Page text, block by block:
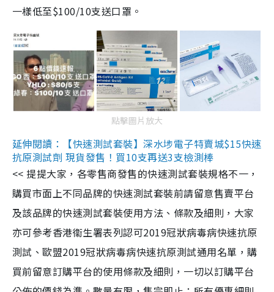
一樣低至$100/10支送口罩。
點擊圖片放大
延伸閱讀：【快速測試套裝】深水埗電子特賣城$15快速
抗原測試劑 現貨發售！買10支再送3支檢測棒
<< 提提大家，各零售商發售的快速測試套裝規格不一，
購買市面上不同品牌的快速測試套裝前請留意售賣平台
及該品牌的快速測試套裝使用方法、條款及細則，大家
亦可參考香港衞生署表列認可2019冠狀病毒病快速抗原
測試、歐盟2019冠狀病毒病快速抗原測試通用名單，購
買前留意訂購平台的使用條款及細則，一切以訂購平台